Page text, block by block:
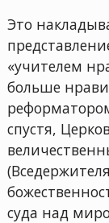
Это
«учителем
больше
спустя,
суда над